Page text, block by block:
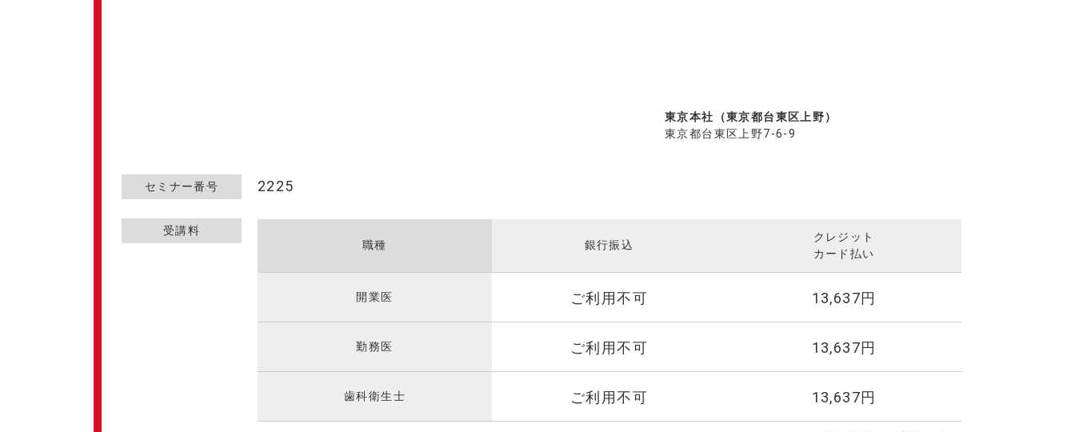
東京本社（東京都台東区上野）
東京都台東区上野7-6-9
セミナー番号 2225
受講料
職種
銀行振込
クレジット
カード払い
開業医 ご利用不可 13,637円
勤務医 ご利用不可 13,637円
歯科衛生士 ご利用不可 13,637円